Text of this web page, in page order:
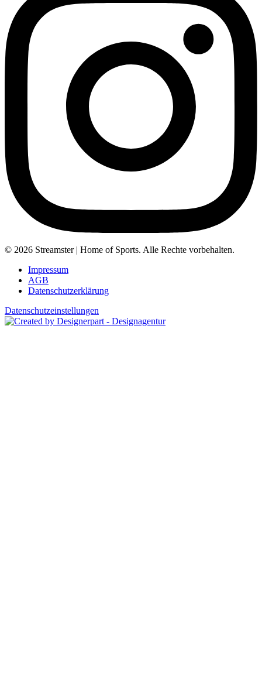
© 2026 Streamster | Home of Sports. Alle Rechte vorbehalten.
Impressum
AGB
Datenschutzerklärung
Datenschutzeinstellungen